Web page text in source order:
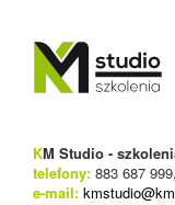
KM Studio -
telefony: 883 687
e-mail: